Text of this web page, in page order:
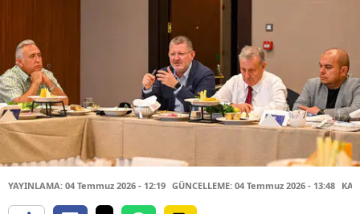
YAYINLAMA: 04 Temmuz 2026 - 12:19 GÜNCELLEME: 04 Temmuz 2026 - 13:48